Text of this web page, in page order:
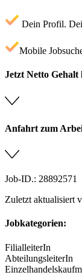
Dein Profil.
Mobile
Jetzt Netto Gehalt
Anfahrt zum
Job-ID.: 28892571
Zuletzt aktualisiert
Jobkategorien:
FilialleiterIn
AbteilungsleiterIn